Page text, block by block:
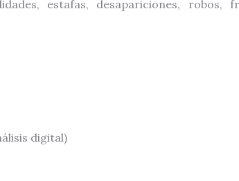
estafas, desapariciones, robos,
digital)